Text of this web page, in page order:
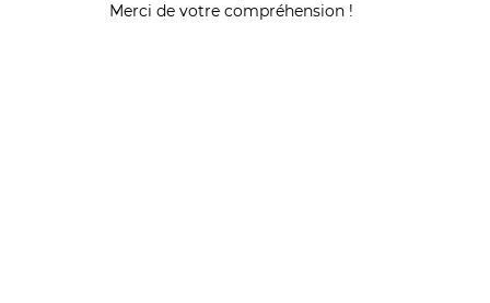
Merci de votre compréhension !